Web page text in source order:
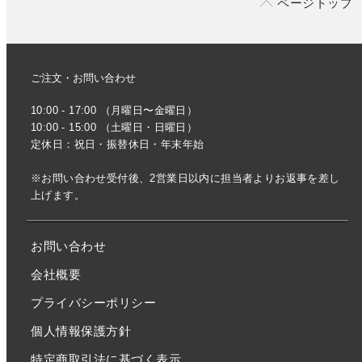
ご注文・お問い合わせ
10:00 - 17:00 （月曜日〜金曜日）
10:00 - 15:00 （土曜日・日曜日）
定休日：祝日・振替休日・年末年始
※お問い合わせ受付後、2営業日以内に担当者よりお返事を差し
上げます。
お問い合わせ
会社概要
プライバシーポリシー
個人情報保護方針
特定商取引法に基づく表示